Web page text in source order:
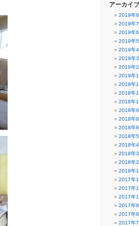
アーカイブ
2019年8
2019年7
2019年6
2019年5
2019年4
2019年3
2019年2
2019年1
2018年
2018年
2018年
2018年9
2018年8
2018年6
2018年5
2018年4
2018年3
2018年2
2018年1
2017年
2017年
2017年
2017年9
2017年8
2017年7